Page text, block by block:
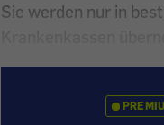
Sie werden nur in